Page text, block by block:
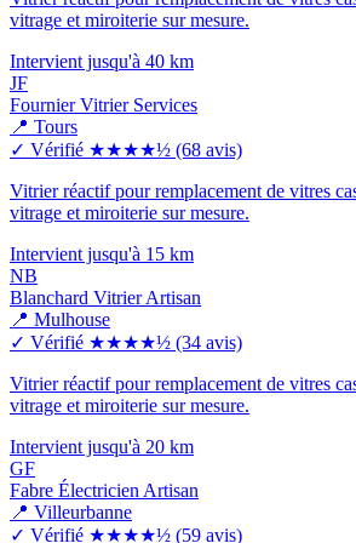
vitrage et miroiterie sur mesure.
Intervient jusqu'à 40 km
JF
Fournier Vitrier Services
📍 Tours
✓ Vérifié ★★★★½ (68 avis)
Vitrier réactif pour remplacement de vitres
vitrage et miroiterie sur mesure.
Intervient jusqu'à 15 km
NB
Blanchard Vitrier Artisan
📍 Mulhouse
✓ Vérifié ★★★★½ (34 avis)
Vitrier réactif pour remplacement de vitres
vitrage et miroiterie sur mesure.
Intervient jusqu'à 20 km
GF
Fabre Électricien Artisan
📍 Villeurbanne
✓ Vérifié ★★★★½ (59 avis)